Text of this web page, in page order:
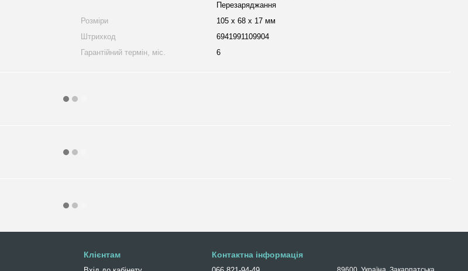
Перезаряджання
Розміри
105 х 68 х 17 мм
Штрихкод
6941991109904
Гарантійний термін, міс.
6
Клієнтам Контактна інформація